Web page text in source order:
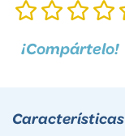
¡Compártelo!
Características